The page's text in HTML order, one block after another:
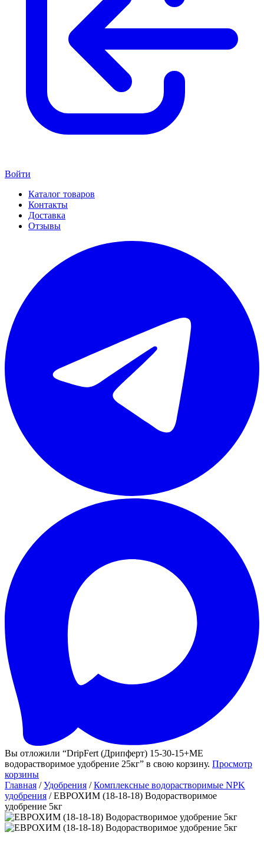
Войти
Каталог товаров
Контакты
Доставка
Отзывы
Вы отложили “DripFert (Дрипферт) 15-30-15+МЕ
водорастворимое удобрение 25кг” в свою корзину. Просмотр
корзины
Главная /Удобрения /Комплексные водорастворимые NPK
удобрения / ЕВРОХИМ (18-18-18) Водорастворимое
удобрение 5кг